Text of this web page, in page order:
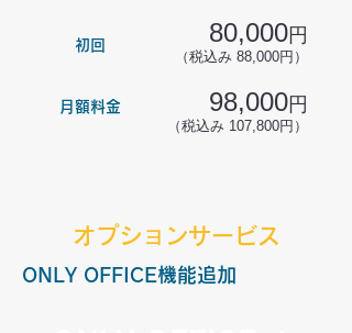
80,000円
（税込み 88,000円）
98,000円
（税込み 107,800円）
月額料金
初回
オプションサービス
ONLY OFFICE機能追加